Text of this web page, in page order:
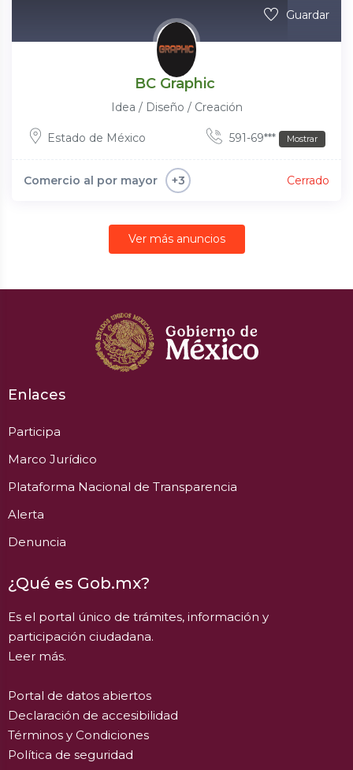
Guardar
BC Graphic
Idea / Diseño / Creación
Estado de México 591-69*** Mostrar
Comercio al por mayor +3 Cerrado
Ver más anuncios
Enlaces
Participa
Marco Jurídico
Plataforma Nacional de Transparencia
Alerta
Denuncia
¿Qué es Gob.mx?
Es el portal único de trámites, información y
participación ciudadana.
Leer más.
Portal de datos abiertos
Declaración de accesibilidad
Términos y Condiciones
Política de seguridad